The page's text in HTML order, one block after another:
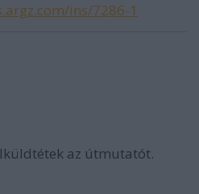
ins/7286-1
az útmutatót.